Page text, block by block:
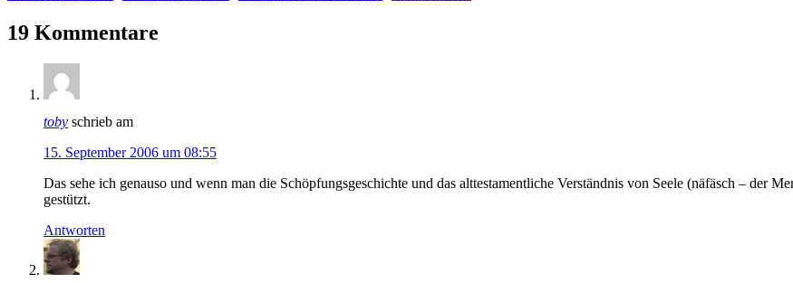
19 Kommentare
toby schrieb am
15. September 2006 um 08:55
Das sehe ich genauso und wenn man die Schöpfungsgeschichte und das alttestamentliche Verständnis von Seele (näfäsch – der
gestützt.
Antworten